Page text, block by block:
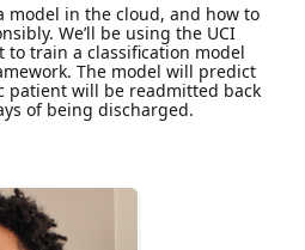
model in the cloud, and how to
We’ll be using the UCI
to train a classification model
The model will predict
patient will be readmitted back
of being discharged.